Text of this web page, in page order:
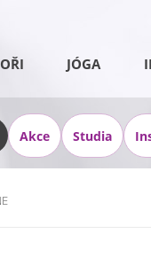
JÓGA
Akce Studia